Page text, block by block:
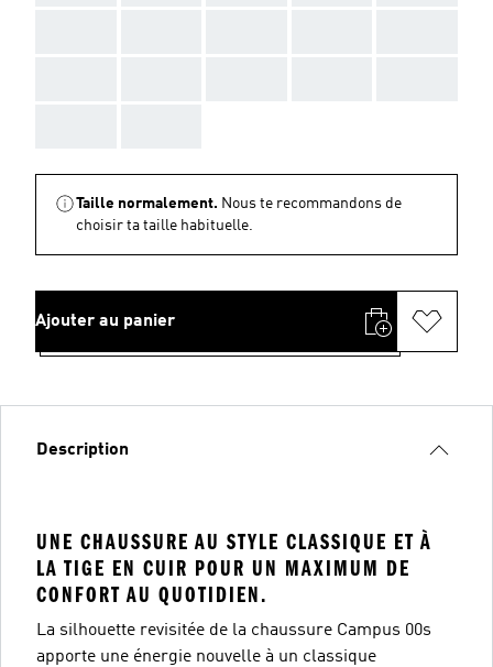
Taille normalement. Nous te recommandons de
choisir ta taille habituelle.
Ajouter au panier
Description
UNE CHAUSSURE AU STYLE CLASSIQUE ET À
LA TIGE EN CUIR POUR UN MAXIMUM DE
CONFORT AU QUOTIDIEN.
La silhouette revisitée de la chaussure Campus 00s
apporte une énergie nouvelle à un classique